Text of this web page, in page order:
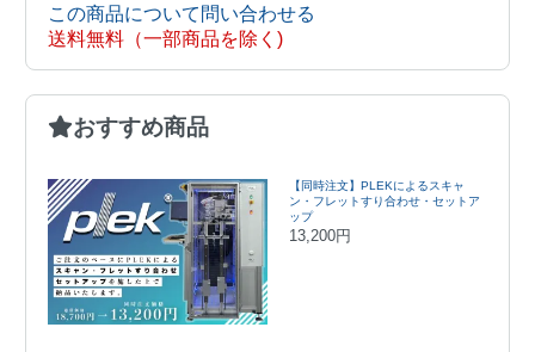
この商品について問い合わせる
送料無料（一部商品を除く)
おすすめ商品
【同時注文】PLEKによるスキャ
ン・フレットすり合わせ・セットア
ップ
13,200円